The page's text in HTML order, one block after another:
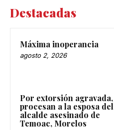
Destacadas
Máxima inoperancia
agosto 2, 2026
Por extorsión agravada,
procesan a la esposa del
alcalde asesinado de
Temoac, Morelos